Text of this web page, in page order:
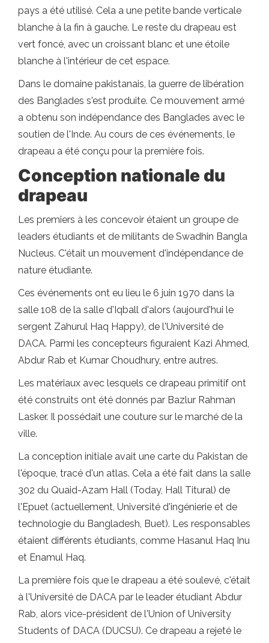
pays a été utilisé. Cela a une petite bande verticale
blanche à la fin à gauche. Le reste du drapeau est
vert foncé, avec un croissant blanc et une étoile
blanche à l'intérieur de cet espace.
Dans le domaine pakistanais, la guerre de libération
des Banglades s'est produite. Ce mouvement armé
a obtenu son indépendance des Banglades avec le
soutien de l'Inde. Au cours de ces événements, le
drapeau a été conçu pour la première fois.
Conception nationale du
drapeau
Les premiers à les concevoir étaient un groupe de
leaders étudiants et de militants de Swadhin Bangla
Nucleus. C'était un mouvement d'indépendance de
nature étudiante.
Ces événements ont eu lieu le 6 juin 1970 dans la
salle 108 de la salle d'Iqball d'alors (aujourd'hui le
sergent Zahurul Haq Happy), de l'Université de
DACA. Parmi les concepteurs figuraient Kazi Ahmed,
Abdur Rab et Kumar Choudhury, entre autres.
Les matériaux avec lesquels ce drapeau primitif ont
été construits ont été donnés par Bazlur Rahman
Lasker. Il possédait une couture sur le marché de la
ville.
La conception initiale avait une carte du Pakistan de
l'époque, tracé d'un atlas. Cela a été fait dans la salle
302 du Quaid-Azam Hall (Today, Hall Titural) de
l'Epuet (actuellement, Université d'ingénierie et de
technologie du Bangladesh, Buet). Les responsables
étaient différents étudiants, comme Hasanul Haq Inu
et Enamul Haq.
La première fois que le drapeau a été soulevé, c'était
à l'Université de DACA par le leader étudiant Abdur
Rab, alors vice-président de l'Union of University
Students of DACA (DUCSU). Ce drapeau a rejeté le